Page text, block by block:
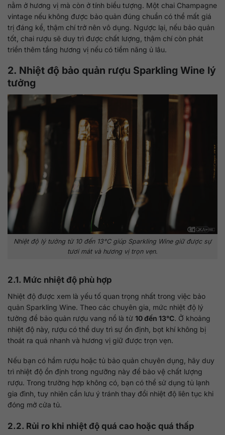
nằm ở hương vị mà còn ở tính biểu tượng. Một chai Champagne
vintage nếu không được bảo quản đúng chuẩn có thể mất giá
trị đáng kể, thậm chí trở nên vô dụng. Ngược lại, nếu bảo quản
tốt, chai rượu sẽ duy trì được chất lượng, thậm chí còn phát
triển thêm tầng hương vị nếu có tiềm năng ủ lâu.
2. Nhiệt độ bảo quản rượu Sparkling Wine lý
tưởng
Nhiệt độ lý tưởng từ 10 đến 13°C giúp Sparkling Wine giữ được sự
tươi mát và hương vị trọn vẹn.
2.1. Mức nhiệt độ phù hợp
Nhiệt độ được xem là yếu tố quan trọng nhất trong việc bảo
quản Sparkling Wine. Theo các chuyên gia, mức nhiệt độ lý
tưởng để bảo quản rượu vang nổ là từ 10 đến 13°C. Ở khoảng
nhiệt độ này, rượu có thể duy trì sự ổn định, bọt khí không bị
thoát ra quá nhanh và hương vị giữ được trọn vẹn.
Nếu bạn có hầm rượu hoặc tủ bảo quản chuyên dụng, hãy duy
trì nhiệt độ ổn định trong ngưỡng này để bảo vệ chất lượng
rượu. Trong trường hợp không có, bạn có thể sử dụng tủ lạnh
gia đình, tuy nhiên cần lưu ý tránh thay đổi nhiệt độ liên tục khi
đóng mở cửa tủ.
2.2. Rủi ro khi nhiệt độ quá cao hoặc quá thấp